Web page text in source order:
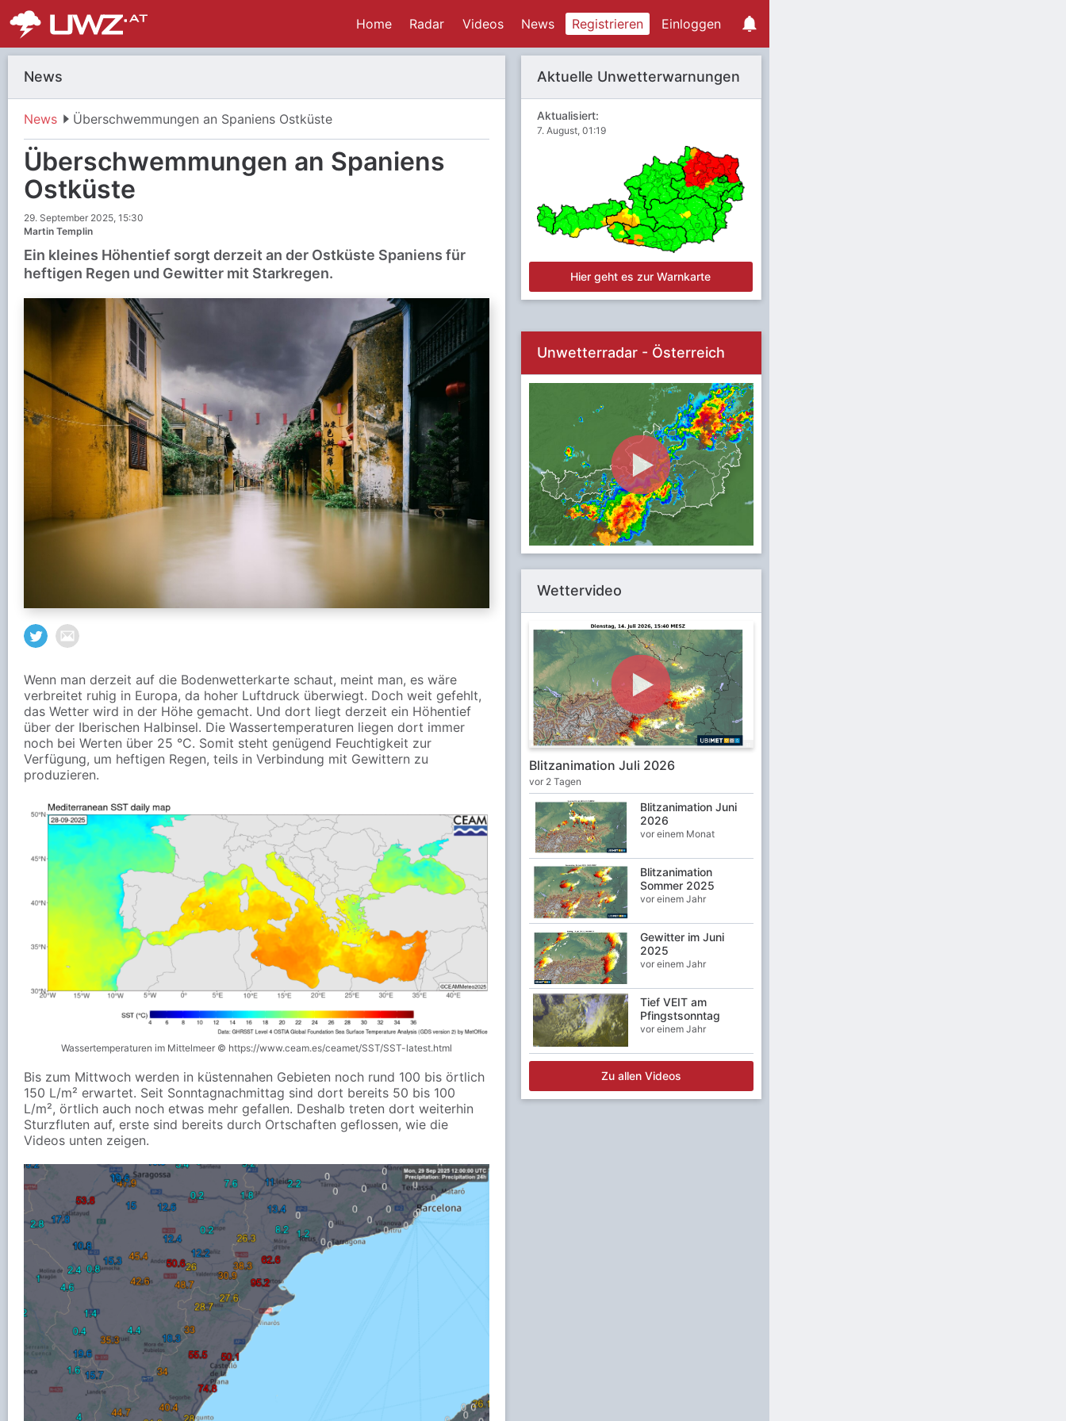
Home Radar Videos News Registrieren Einloggen
News
News Überschwemmungen an Spaniens Ostküste
Überschwemmungen an Spaniens
Ostküste
29. September 2025, 15:30
Martin Templin
Ein kleines Höhentief sorgt derzeit an der Ostküste Spaniens für
heftigen Regen und Gewitter mit Starkregen.
Wenn man derzeit auf die Bodenwetterkarte schaut, meint man, es wäre
verbreitet ruhig in Europa, da hoher Luftdruck überwiegt. Doch weit gefehlt,
das Wetter wird in der Höhe gemacht. Und dort liegt derzeit ein Höhentief
über der Iberischen Halbinsel. Die Wassertemperaturen liegen dort immer
noch bei Werten über 25 °C. Somit steht genügend Feuchtigkeit zur
Verfügung, um heftigen Regen, teils in Verbindung mit Gewittern zu
produzieren.
Wassertemperaturen im Mittelmeer © https://www.ceam.es/ceamet/SST/SST-latest.html
Bis zum Mittwoch werden in küstennahen Gebieten noch rund 100 bis örtlich
150 L/m² erwartet. Seit Sonntagnachmittag sind dort bereits 50 bis 100
L/m², örtlich auch noch etwas mehr gefallen. Deshalb treten dort weiterhin
Sturzfluten auf, erste sind bereits durch Ortschaften geflossen, wie die
Videos unten zeigen.
Aktuelle Unwetterwarnungen
Aktualisiert:
7. August, 01:19
Hier geht es zur Warnkarte
Unwetterradar - Österreich
Wettervideo
Blitzanimation Juli 2026
vor 2 Tagen
Blitzanimation Juni
2026
vor einem Monat
Blitzanimation
Sommer 2025
vor einem Jahr
Gewitter im Juni
2025
vor einem Jahr
Tief VEIT am
Pfingstsonntag
vor einem Jahr
Zu allen Videos